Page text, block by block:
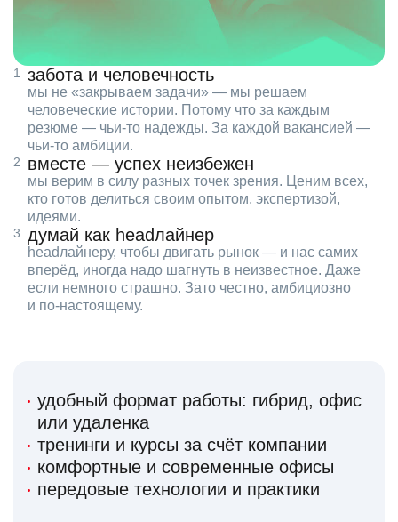
забота и человечность
мы не «закрываем задачи» — мы решаем
человеческие истории. Потому что за каждым
резюме — чьи‑то надежды. За каждой вакансией —
чьи‑то амбиции.
вместе — успех неизбежен
мы верим в силу разных точек зрения. Ценим всех,
кто готов делиться своим опытом, экспертизой,
идеями.
думай как headлайнер
headлайнеру, чтобы двигать рынок — и нас самих
вперёд, иногда надо шагнуть в неизвестное. Даже
если немного страшно. Зато честно, амбициозно
и по‑настоящему.
удобный формат работы: гибрид, офис
или удаленка
тренинги и курсы за счёт компании
комфортные и современные офисы
передовые технологии и практики